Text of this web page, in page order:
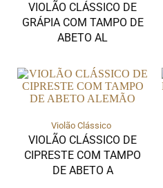
VIOLÃO CLÁSSICO DE
GRÁPIA COM TAMPO DE
ABETO AL
Violão Clássico
VIOLÃO CLÁSSICO DE
CIPRESTE COM TAMPO
DE ABETO A